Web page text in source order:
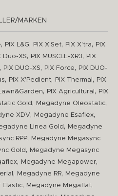
MARKEN
, PIX L&G, PIX X'Set, PIX X'tra,
PIX
Duo-XS, PIX MUSCLE-XR3,
PIX
, PIX DUO-XS, PIX Force,
PIX DUO-
, PIX X'Pedient, PIX Thermal ,
PIX
, PIX Agricultural ,
PIX
Gold , Megadyne Oleostatic,
XDV, Megadyne Esaflex,
Linea Gold ,
Megadyne
RPP,
Megadyne Megasync
Gold ,
Megadyne Megasync
, Megadyne Megapower,
, Megadyne RR,
Megadyne
Elastic, Megadyne Megaflat,